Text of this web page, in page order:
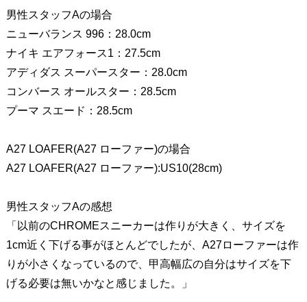
男性スタッフAの場合
ニューバランス 996：28.0cm
ナイキ エアフォース1：27.5cm
アディダス スーパースター：28.0cm
コンバース オールスター：28.5cm
プーマ スエード：28.5cm
A27 LOAFER(A27 ローファー)の場合
A27 LOAFER(A27 ローファー):US10(28cm)
男性スタッフAの感想
「以前のCHROMEスニーカーは作りが大きく、サイズを
1cm近く下げる事がほとんどでしたが、A27ローファーは作
りが小さくなっているので、甲高幅広の自分はサイズを下
げる必要は無いかなと感じました。」